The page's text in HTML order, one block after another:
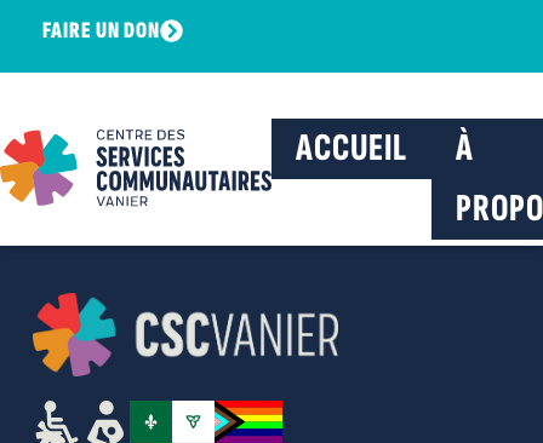
FAIRE UN DON
ACCUEIL
À